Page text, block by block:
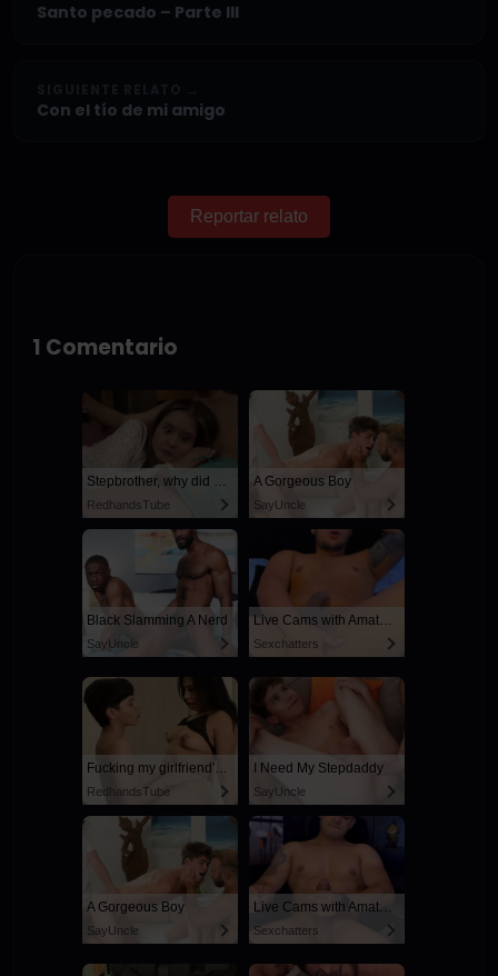
Santo pecado – Parte III
Con el tío de mi amigo
Reportar relato
1 Comentario
Stepbrother, why did you show me your dick? Now I want to fuck you with my wet pussy
RedhandsTube
A Gorgeous Boy
SayUncle
Black Slamming A Nerd
SayUncle
Live Cams with Amateur Men
Sexchatters
Fucking my girlfriend's hot mommy by mistake
RedhandsTube
I Need My Stepdaddy
SayUncle
A Gorgeous Boy
SayUncle
Live Cams with Amateur Men
Sexchatters